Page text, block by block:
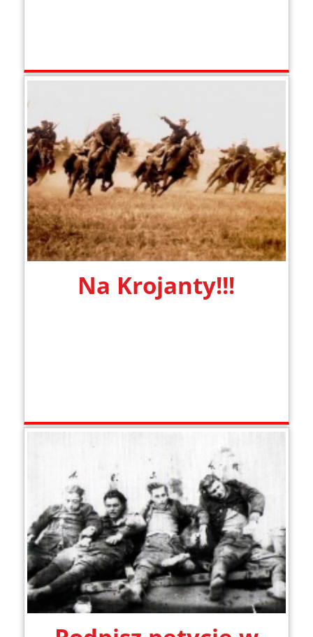
Na Krojanty!!!